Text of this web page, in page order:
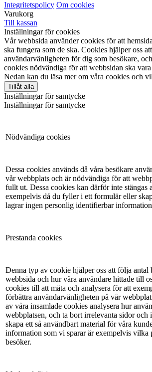
Integritetspolicy Om cookies
Varukorg
Till kassan
Inställningar för cookies
Vår webbsida använder cookies för att
ska fungera som de ska. Cookies hjälper oss
användarvänligheten för dig som besökare,
cookies nödvändiga för att webbsidan ska
Nedan kan du läsa mer om våra cookies och
Tillåt alla
Inställningar för samtycke
Inställningar för samtycke
Nödvändiga cookies
Dessa cookies används då våra besökare
vår webbplats och är nödvändiga för att
fullt ut. Dessa cookies kan därför inte stängas
exempelvis då du fyller i ett formulär eller
lagrar ingen personlig identifierbar
Prestanda cookies
Denna typ av cookie hjälper oss att följa antal
webbsida och hur våra användare hittade till
cookies till att mäta och analysera för att
förbättra användarvänligheten på vår
av våra insamlade cookies analysera hur
webbplatsen, och ta bort irrelevanta sidor och
skapa ett så användbart material för våra
information som vi sparar är exempelvis vilka
besöker.